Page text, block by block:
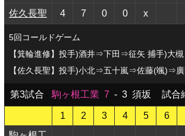
佐久長聖 4 7 0 0 x
5回コールドゲーム
【箕輪進修】投手)酒井⇒下田⇒征矢 捕手)大槻
【佐久長聖】投手)小北⇒五十嵐⇒佐藤(颯)⇒廣
第3試合 駒ヶ根工業 7 - 3 須坂 試合
1 2 3 4 5 6